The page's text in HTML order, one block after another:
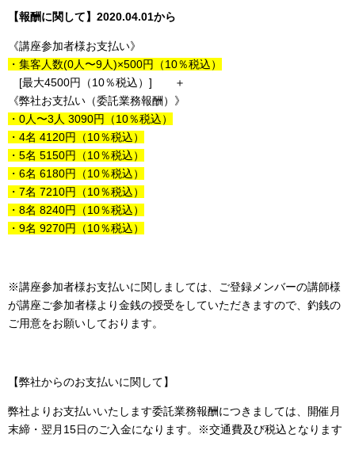
【報酬に関して】2020.04.01から
《講座参加者様お支払い》
・集客人数(0人〜9人)×500円（10％税込）
[最大4500円（10％税込）] ＋
《弊社お支払い（委託業務報酬）》
・0人〜3人 3090円（10％税込）
・4名 4120円（10％税込）
・5名 5150円（10％税込）
・6名 6180円（10％税込）
・7名 7210円（10％税込）
・8名 8240円（10％税込）
・9名 9270円（10％税込）
※講座参加者様お支払いに関しましては、ご登録メンバーの講師様
が講座ご参加者様より金銭の授受をしていただきますので、釣銭の
ご用意をお願いしております。
【弊社からのお支払いに関して】
弊社よりお支払いいたします委託業務報酬につきましては、開催月
末締・翌月15日のご入金になります。※交通費及び税込となります